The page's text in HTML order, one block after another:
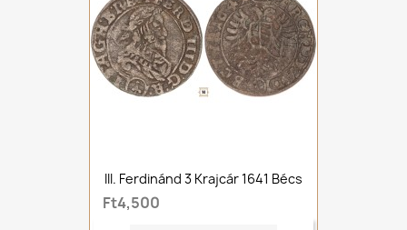
III. Ferdinánd 3 Krajcár 1641 Bécs
Ft4,500